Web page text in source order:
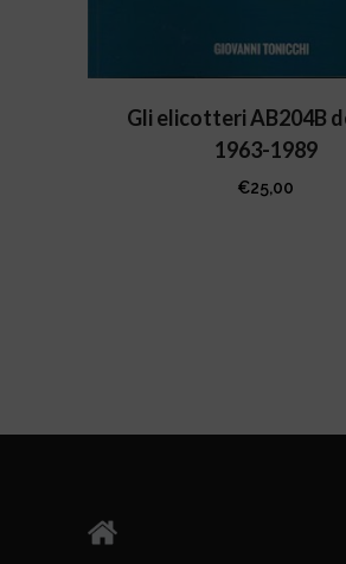
Gli elicotteri AB204B
1963-1989
€25,00